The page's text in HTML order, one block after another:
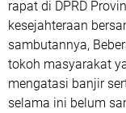
rapat di DPRD
kesejahteraan
sambutannya,
tokoh masyarakat
mengatasi banjir
selama ini belum